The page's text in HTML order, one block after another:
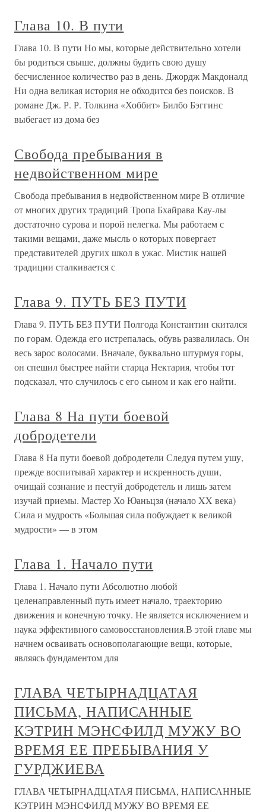
Глава 10. В пути
Глава 10. В пути Но мы, которые действительно хотели
бы родиться свыше, должны будить свою душу
бесчисленное количество раз в день. Джордж Макдоналд
Ни одна великая история не обходится без поисков. В
романе Дж. Р. Р. Толкина «Хоббит» Билбо Бэггинс
выбегает из дома без
Свобода пребывания в
недвойственном мире
Свобода пребывания в недвойственном мире В отличие
от многих других традиций Тропа Бхайрава Кау-лы
достаточно сурова и порой нелегка. Мы работаем с
такими вещами, даже мысль о которых повергает
представителей других школ в ужас. Мистик нашей
традиции сталкивается с
Глава 9. ПУТЬ БЕЗ ПУТИ
Глава 9. ПУТЬ БЕЗ ПУТИ Полгода Константин скитался
по горам. Одежда его истрепалась, обувь развалилась. Он
весь зарос волосами. Вначале, буквально штурмуя горы,
он спешил быстрее найти старца Нектария, чтобы тот
подсказал, что случилось с его сыном и как его найти.
Глава 8 На пути боевой
добродетели
Глава 8 На пути боевой добродетели Следуя путем ушу,
прежде воспитывай характер и искренность души,
очищай сознание и пестуй добродетель и лишь затем
изучай приемы. Мастер Хо Юаньцзя (начало XX века)
Сила и мудрость «Большая сила побуждает к великой
мудрости» — в этом
Глава 1. Начало пути
Глава 1. Начало пути Абсолютно любой
целенаправленный путь имеет начало, траекторию
движения и конечную точку. Не является исключением и
наука эффективного самовосстановления.В этой главе мы
начнем осваивать основополагающие вещи, которые,
являясь фундаментом для
ГЛАВА ЧЕТЫРНАДЦАТАЯ
ПИСЬМА, НАПИСАННЫЕ
КЭТРИН МЭНСФИЛД МУЖУ ВО
ВРЕМЯ ЕЕ ПРЕБЫВАНИЯ У
ГУРДЖИЕВА
ГЛАВА ЧЕТЫРНАДЦАТАЯ ПИСЬМА, НАПИСАННЫЕ
КЭТРИН МЭНСФИЛД МУЖУ ВО ВРЕМЯ ЕЕ